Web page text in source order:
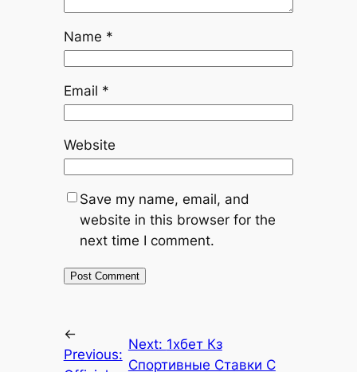
Name *
Email *
Website
Save my name, email, and
website in this browser for the
next time I comment.
←
Previous:
Next: 1хбет Кз
Спортивные Ставки С